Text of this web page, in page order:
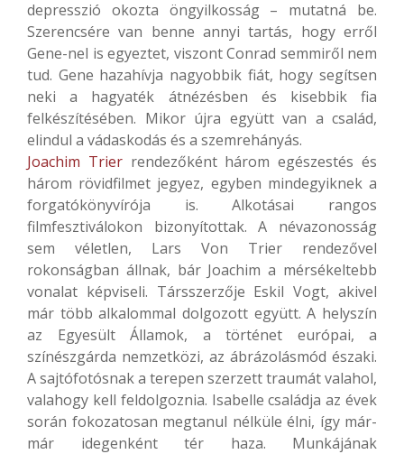
depresszió okozta öngyilkosság – mutatná be.
Szerencsére van benne annyi tartás, hogy erről
Gene-nel is egyeztet, viszont Conrad semmiről nem
tud. Gene hazahívja nagyobbik fiát, hogy segítsen
neki a hagyaték átnézésben és kisebbik fia
felkészítésében. Mikor újra együtt van a család,
elindul a vádaskodás és a szemrehányás.
Joachim Trierrendezőként három egészestés és
három rövidfilmet jegyez, egyben mindegyiknek a
forgatókönyvírója is. Alkotásai rangos
filmfesztiválokon bizonyítottak. A névazonosság
sem véletlen, Lars Von Trier rendezővel
rokonságban állnak, bár Joachim a mérsékeltebb
vonalat képviseli. Társszerzője Eskil Vogt, akivel
már több alkalommal dolgozott együtt. A helyszín
az Egyesült Államok, a történet európai, a
színészgárda nemzetközi, az ábrázolásmód északi.
A sajtófotósnak a terepen szerzett traumát valahol,
valahogy kell feldolgoznia. Isabelle családja az évek
során fokozatosan megtanul nélküle élni, így már-
már idegenként tér haza. Munkájának